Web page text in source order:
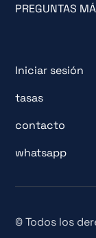
PREGUNTAS
Iniciar sesión
tasas
contacto
whatsapp
© Todos los